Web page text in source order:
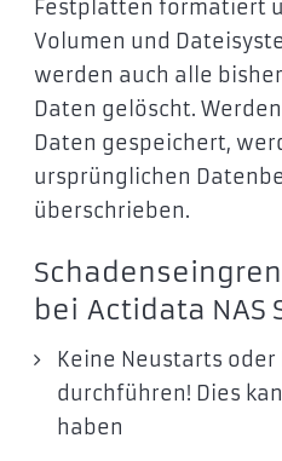
Festplatten formatiert
Volumen und
werden auch alle
Daten gelöscht.
Daten gespeichert,
ursprünglichen
überschrieben.
bei Actidata NAS
Keine Neustarts oder
durchführen! Dies
haben